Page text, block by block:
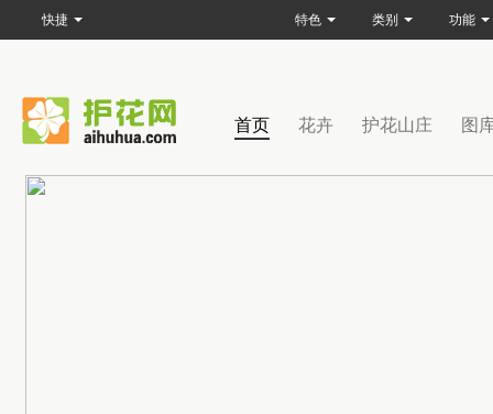
首页 花卉 护花山庄 图
快捷 特色 类别 功能